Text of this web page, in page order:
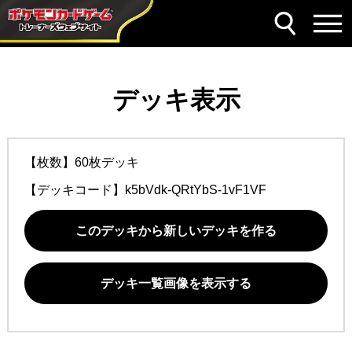
デッキ表示
【枚数】60枚デッキ
【デッキコード】 k5bVdk-QRtYbS-1vF1VF
このデッキから新しいデッキを作る
デッキ一覧画像を表示する